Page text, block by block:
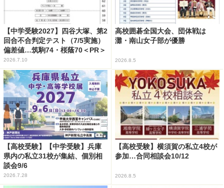
【中学受験2027】四谷大塚、第2
回合不合判定テスト（7/5実施）
偏差値…筑駒74・桜蔭70＜PR＞
2026.7.10
高校囲碁全国大会、団体戦は
灘・南山女子部が優勝
2026.8.5
【高校受験】【中学受験】兵庫
県内の私立31校が集結、個別相
談会9/6
2026.7.28
【高校受験】横須賀の私立4校が
参加…合同相談会10/12
2026.8.5